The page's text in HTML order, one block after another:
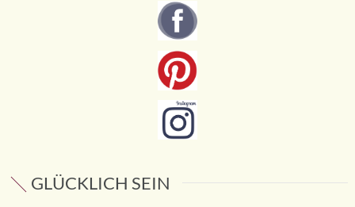
GLÜCKLICH SEIN